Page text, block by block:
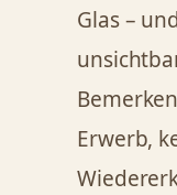
Glas –
Erwerb,